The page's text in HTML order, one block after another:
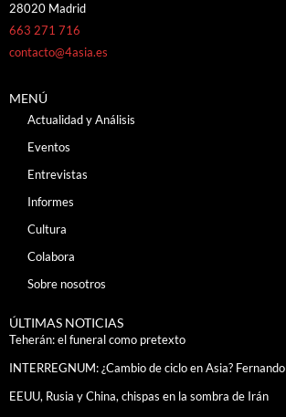
28020 Madrid
663 271 716
contacto@4asia.es
MENÚ
Actualidad y Análisis
Eventos
Entrevistas
Informes
Cultura
Colabora
Sobre nosotros
ÚLTIMAS NOTICIAS
Teherán: el funeral como pretexto
INTERREGNUM: ¿Cambio de ciclo en Asia?
EEUU, Rusia y China, chispas en la sombra de Irán